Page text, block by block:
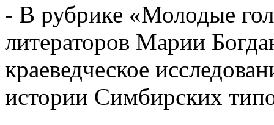
- В рубрике «Молодые
литераторов Марии
краеведческое
истории Симбирских